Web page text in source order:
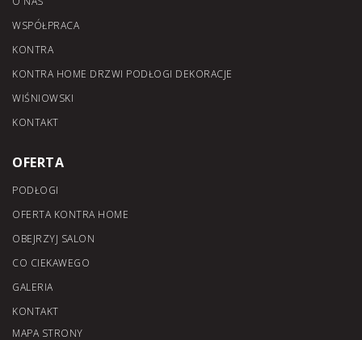
WSPÓŁPRACA
KONTRA
KONTRA HOME DRZWI PODŁOGI DEKORACJE
WIŚNIOWSKI
KONTAKT
OFERTA
PODŁOGI
OFERTA KONTRA HOME
OBEJRZYJ SALON
CO CIEKAWEGO
GALERIA
KONTAKT
MAPA STRONY